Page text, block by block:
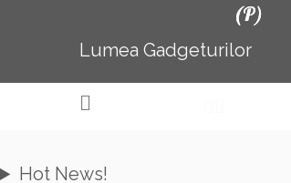
(P)
Lumea Gadgeturilor
Hot News!